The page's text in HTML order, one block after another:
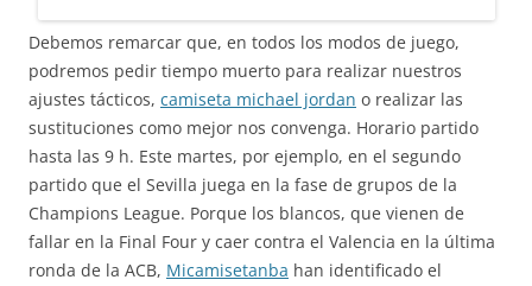
Debemos remarcar que, en todos los modos de juego,
podremos pedir tiempo muerto para realizar nuestros
ajustes tácticos, camiseta michael jordan o realizar las
sustituciones como mejor nos convenga. Horario partido
hasta las 9 h. Este martes, por ejemplo, en el segundo
partido que el Sevilla juega en la fase de grupos de la
Champions League. Porque los blancos, que vienen de
fallar en la Final Four y caer contra el Valencia en la última
ronda de la ACB, Micamisetanba han identificado el